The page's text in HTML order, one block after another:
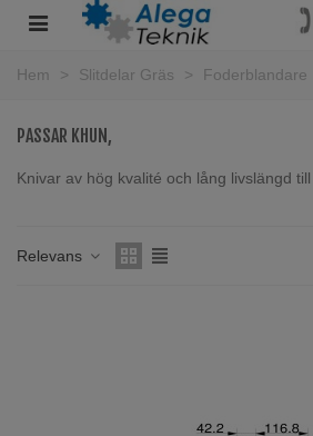
Hem > Slitdelar Gräs > Foderblandare
PASSAR KHUN,
Knivar av hög kvalité och lång livslängd
Relevans